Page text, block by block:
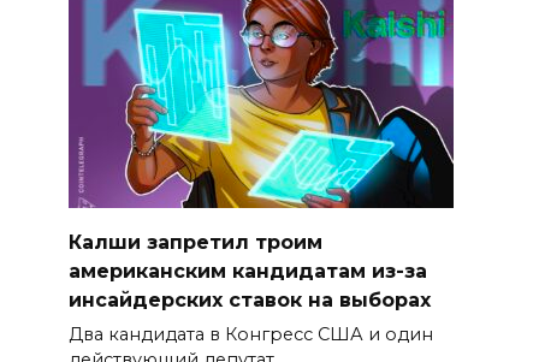
Калши запретил троим
американским кандидатам из-за
инсайдерских ставок на выборах
Два кандидата в Конгресс США и один